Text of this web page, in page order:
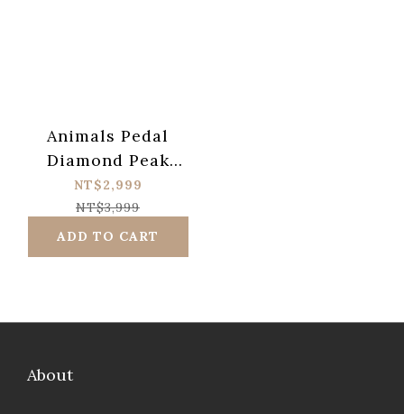
Animals Pedal
Diamond Peak
Hybrid Over Drive
NT$2,999
NT$3,999
ADD TO CART
About